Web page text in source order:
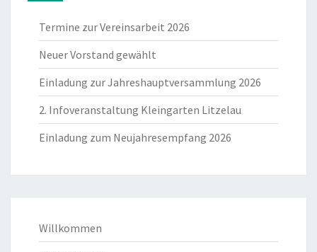
Termine zur Vereinsarbeit 2026
Neuer Vorstand gewählt
Einladung zur Jahreshauptversammlung 2026
2. Infoveranstaltung Kleingarten Litzelau
Einladung zum Neujahresempfang 2026
Willkommen